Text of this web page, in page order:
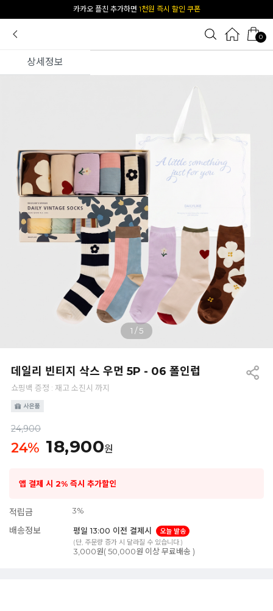
카카오 플친 추가하면 1천원 즉시 할인 쿠폰
0
상세정보
1 /5
데일리 빈티지 삭스 우먼 5P - 06 폴인럽
쇼핑백 증정 : 재고 소진시 까지
24,900
24% 18,900원
앱 결제 시 2% 즉시 추가할인
적립금 3%
배송정보 평일 13:00 이전 결제시
오늘 발송
(단, 주문량 증가 시 달라질 수 있습니다.)
3,000원( 50,000원 이상 무료배송 )